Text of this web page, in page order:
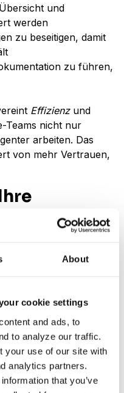
About
cookie settings
and ads, to
to analyze our traffic.
your use of our site with
analytics partners.
that you’ve
und
werden
zu beseitigen, damit
zu führen,
Effizienzund
Teams nicht nur
arbeiten. Das
von mehr Vertrauen,
zu
Abhaken – sie ist ein
in der sich
für Untätigkeit (oder
nicht nur der
intelligente,
um schneller zu